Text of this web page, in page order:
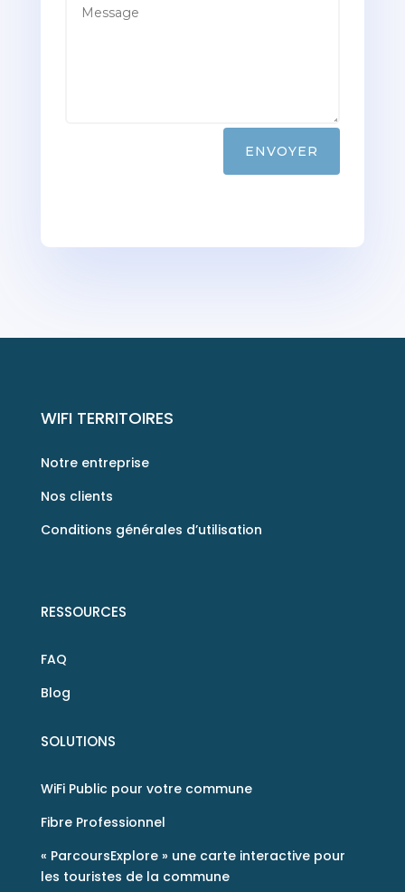
ENVOYER
WIFI TERRITOIRES
Notre entreprise
Nos clients
Conditions générales d’utilisation
RESSOURCES
FAQ
Blog
SOLUTIONS
WiFi Public pour votre commune
Fibre Professionnel
« ParcoursExplore » une carte interactive pour
les touristes de la commune